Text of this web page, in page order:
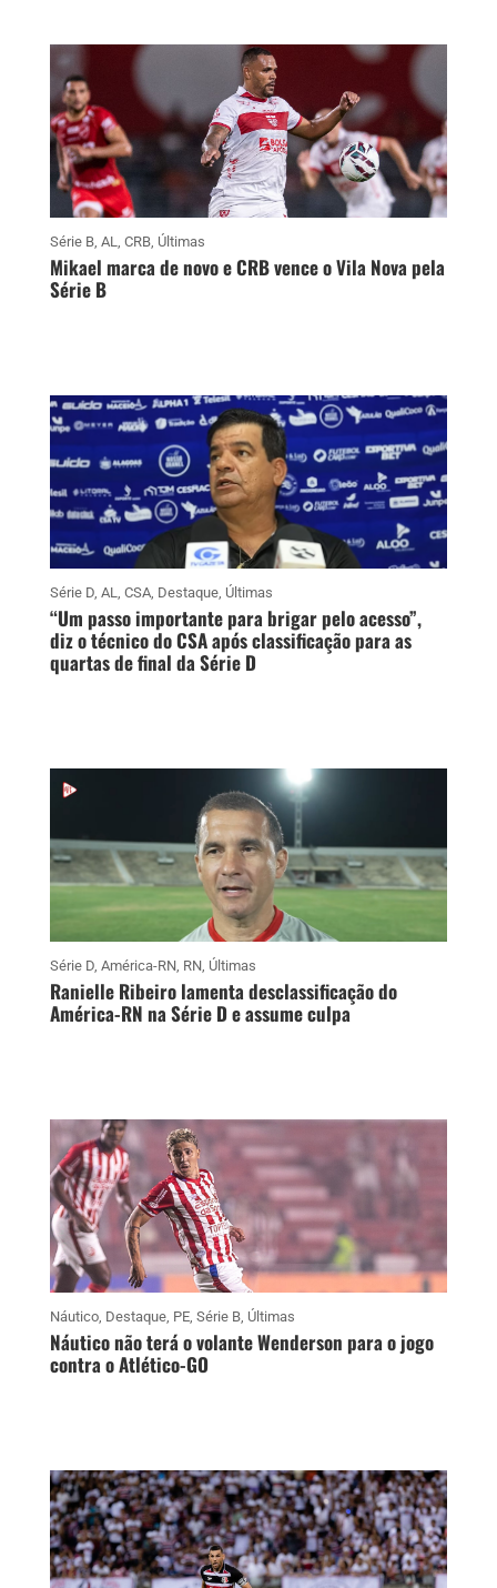
Série B, AL, CRB, Últimas
Mikael marca de novo e CRB vence o Vila Nova pela
Série B
Série D, AL, CSA, Destaque, Últimas
“Um passo importante para brigar pelo acesso”,
diz o técnico do CSA após classificação para as
quartas de final da Série D
Série D, América-RN, RN, Últimas
Ranielle Ribeiro lamenta desclassificação do
América-RN na Série D e assume culpa
Náutico, Destaque, PE, Série B, Últimas
Náutico não terá o volante Wenderson para o jogo
contra o Atlético-GO